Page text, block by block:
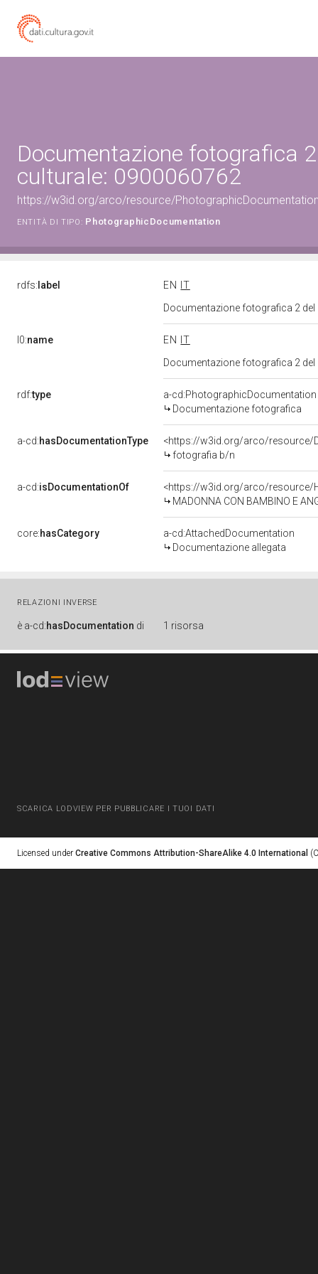
Documentazione fotografica
culturale: 0900060762
https://w3id.org/arco/resource/
ENTITÀ DI TIPO: PhotographicDocumentation
rdfs: label EN
IT
Documentazione fotografica 2
l0:name EN
IT
Documentazione fotografica 2
rdf:type
a-cd:PhotographicDocumentation
Documentazione fotografica
a-cd:hasDocumentationType
<https://w3id.org/arco/resource/
fotografia b/n
a-cd:isDocumentationOf
<https://w3id.org/arco/resource/
MADONNA CON BAMBINO E
core:hasCategory
a-cd:AttachedDocumentation
Documentazione allegata
RELAZIONI INVERSE
è a-cd:hasDocumentation di 1 risorsa
SCARICA LODVIEW PER PUBBLICARE I TUOI DATI
Licensed under Creative Commons Attribution-ShareAlike 4.0 International